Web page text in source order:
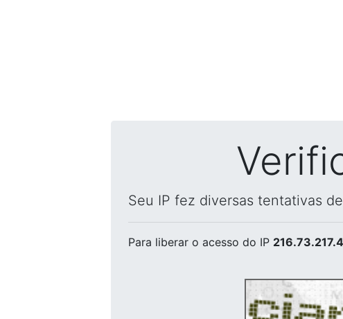
Seu IP fez diversas tentativas
Para liberar o acesso do IP